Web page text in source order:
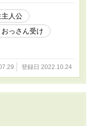
変更しました。 【俺の
が恋したオッサン。】
【小学生から高校生に
、中年男の俺を愛して
人公
おっさん受け
登録日 2022.10.24